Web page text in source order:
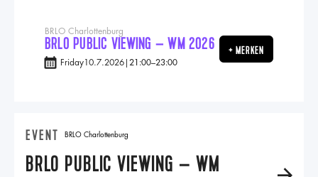
BRLO Charlottenburg
BRLO PUBLIC VIEWING – WM 2026
Friday10.7.2026 21:00–23:00
+ MERKEN
EVENT BRLO Charlottenburg
BRLO PUBLIC VIEWING – WM